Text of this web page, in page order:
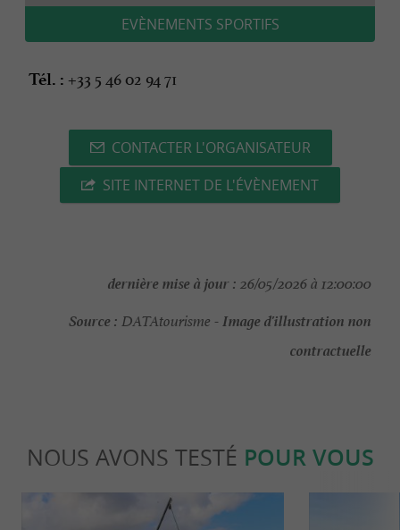
EVÈNEMENTS SPORTIFS
Tél. : +33 5 46 02 94 71
CONTACTER L'ORGANISATEUR
SITE INTERNET DE L'ÉVÈNEMENT
dernière mise à jour : 26/05/2026 à 12:00:00
Source : DATAtourisme -Image d'illustration non
contractuelle
NOUS AVONS TESTÉ POUR VOUS